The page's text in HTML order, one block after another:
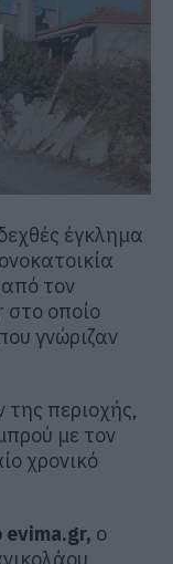
έγκλημα
τον
οποίο
γνώριζαν
περιοχής,
με τον
χρονικό
ο